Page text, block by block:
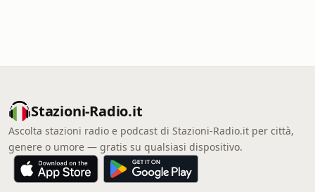
Stazioni-Radio.it
Ascolta stazioni radio e podcast di Stazioni-Radio.it per città,
genere o umore — gratis su qualsiasi dispositivo.